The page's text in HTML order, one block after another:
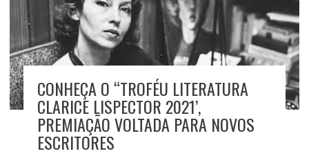
CONHEÇA O “TROFÉU LITERATURA
CLARICE LISPECTOR 2021’,
PREMIAÇÃO VOLTADA PARA NOVOS
ESCRITORES